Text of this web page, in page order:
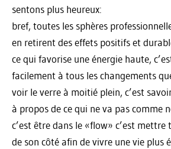
sentons plus heureux:
bref, toutes les sphères
en retirent des effets positifs et
ce qui favorise une énergie haute,
facilement à tous les changements
voir le verre à moitié plein, c’est
à propos de ce qui ne va pas comme
c’est être dans le «flow» c’est mettre
de son côté afin de vivre une vie plus